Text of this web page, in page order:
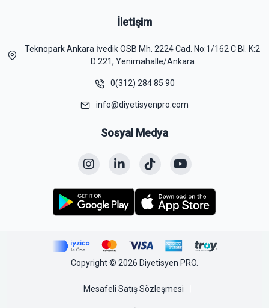
İletişim
Teknopark Ankara İvedik OSB Mh. 2224 Cad. No:1/162 C Bl. K:2
D:221, Yenimahalle/Ankara
0(312) 284 85 90
info@diyetisyenpro.com
Sosyal Medya
Copyright © 2026 Diyetisyen PRO.
Mesafeli Satış Sözleşmesi